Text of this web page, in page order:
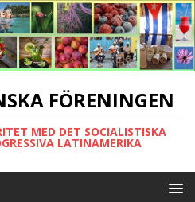
FÖRENINGEN
MED DET SOCIALISTISKA
LATINAMERIKA